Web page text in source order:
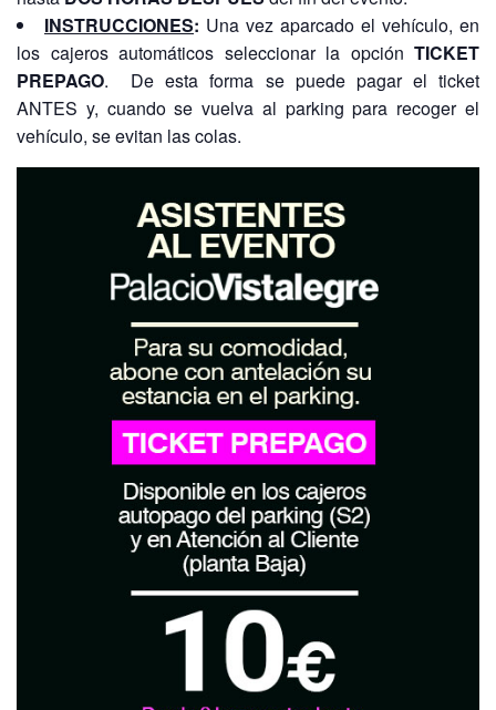
INSTRUCCIONES: Una vez aparcado el vehículo, en
los cajeros automáticos seleccionar la opción TICKET
PREPAGO. De esta forma se puede pagar el ticket
ANTES y, cuando se vuelva al parking para recoger el
vehículo, se evitan las colas.